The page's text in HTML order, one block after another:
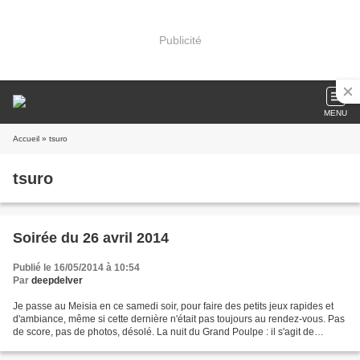
Publicité
MENU
Accueil » tsuro
tsuro
Soirée du 26 avril 2014
Publié le 16/05/2014 à 10:54
Par deepdelver
Je passe au Meisia en ce samedi soir, pour faire des petits jeux rapides et
d'ambiance, même si cette dernière n'était pas toujours au rendez-vous. Pas
de score, pas de photos, désolé. La nuit du Grand Poulpe : il s'agit de